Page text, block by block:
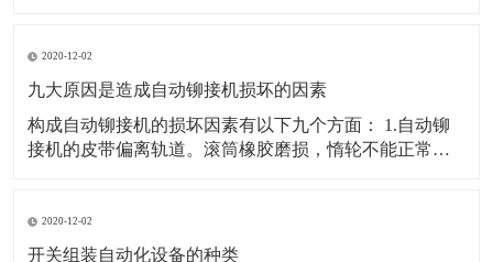
有工作效率。并且逐个人工铆接也不可能保证产品的一
致性。所以企业必然会选择可以实现自动穿接自动铆接
2020-12-02
九大原因是造成自动铆接机损坏的因素
构成自动铆接机的损坏因素有以下九个方面： 1.自动铆
接机的皮带偏离轨道。滚筒橡胶磨损，惰轮不能正常工
在，在排出之前，皮带部分中的惰轮有一定的磨损。 2.
自动铆接机的皮带返回部分固定在骨灰上
2020-12-02
开关组装自动化设备的种类